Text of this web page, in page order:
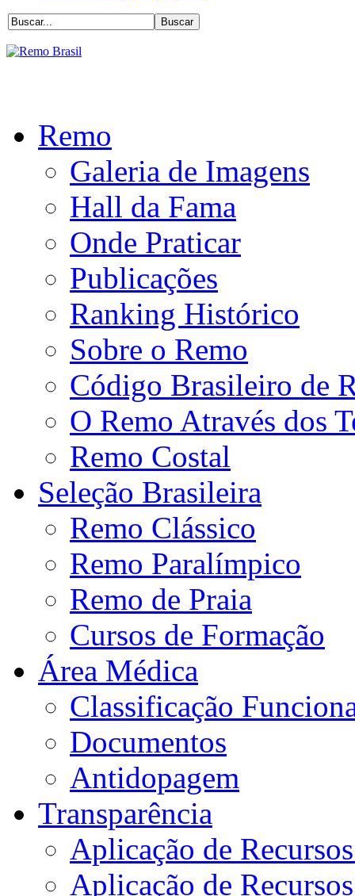
Remo
Galeria de Imagens
Hall da Fama
Onde Praticar
Publicações
Ranking Histórico
Sobre o Remo
Código Brasileiro de
O Remo Através dos
Remo Costal
Seleção Brasileira
Remo Clássico
Remo Paralímpico
Remo de Praia
Cursos de Formação
Área Médica
Classificação
Documentos
Antidopagem
Transparência
Aplicação de
Aplicação de